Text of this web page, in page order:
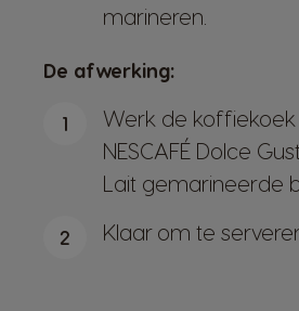
marineren.
De afwerking:
1
Werk de
NESCAFÉ Dolce
Lait gemarineerde
2 Klaar om te